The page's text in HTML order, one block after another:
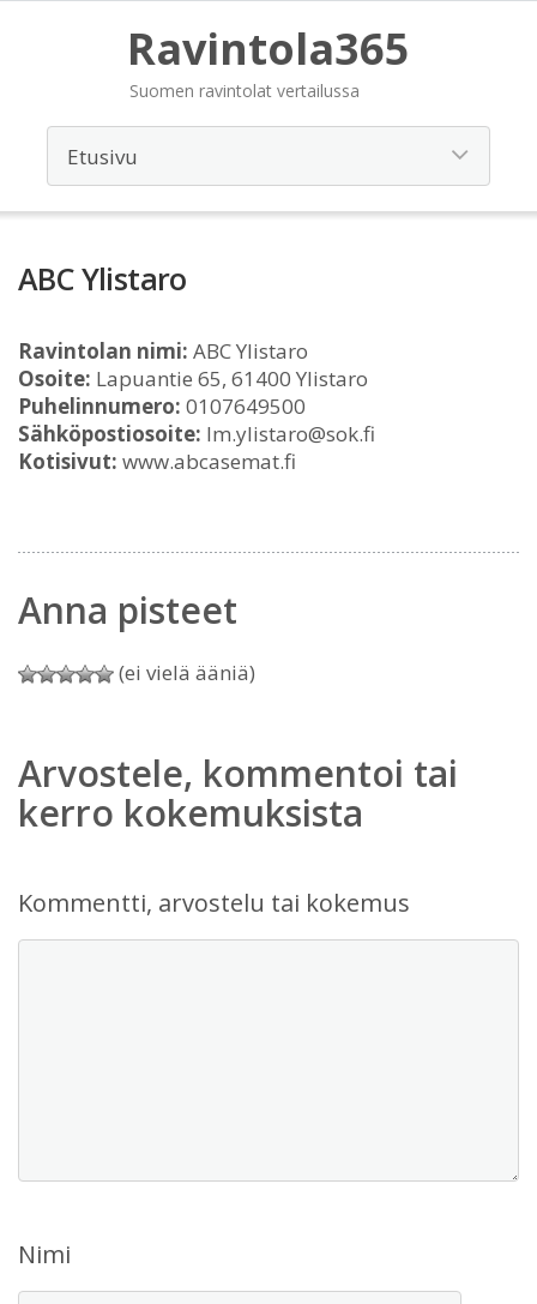
Ravintola365
Suomen ravintolat vertailussa
ABC Ylistaro
Ravintolan nimi: ABC Ylistaro
Osoite: Lapuantie 65, 61400 Ylistaro
Puhelinnumero: 0107649500
Sähköpostiosoite: lm.ylistaro@sok.fi
Kotisivut: www.abcasemat.fi
Anna pisteet
(ei vielä ääniä)
Arvostele, kommentoi tai
kerro kokemuksista
Kommentti, arvostelu tai kokemus
Nimi